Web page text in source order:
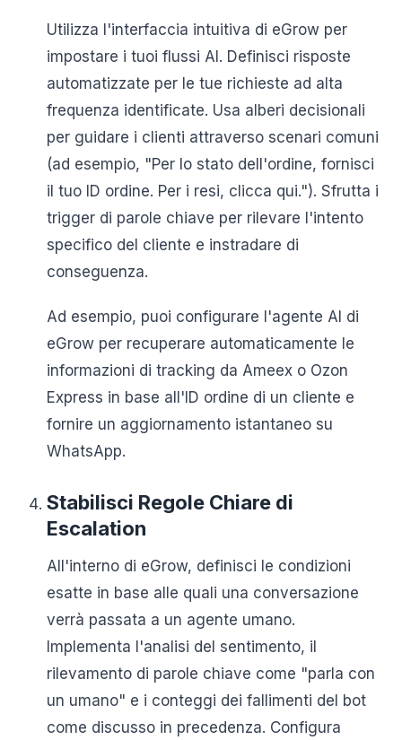
Utilizza l'interfaccia intuitiva di eGrow per
impostare i tuoi flussi AI. Definisci risposte
automatizzate per le tue richieste ad alta
frequenza identificate. Usa alberi decisionali
per guidare i clienti attraverso scenari comuni
(ad esempio, "Per lo stato dell'ordine, fornisci
il tuo ID ordine. Per i resi, clicca qui."). Sfrutta i
trigger di parole chiave per rilevare l'intento
specifico del cliente e instradare di
conseguenza.
Ad esempio, puoi configurare l'agente AI di
eGrow per recuperare automaticamente le
informazioni di tracking da Ameex o Ozon
Express in base all'ID ordine di un cliente e
fornire un aggiornamento istantaneo su
WhatsApp.
Stabilisci Regole Chiare di
Escalation
All'interno di eGrow, definisci le condizioni
esatte in base alle quali una conversazione
verrà passata a un agente umano.
Implementa l'analisi del sentimento, il
rilevamento di parole chiave come "parla con
un umano" e i conteggi dei fallimenti del bot
come discusso in precedenza. Configura